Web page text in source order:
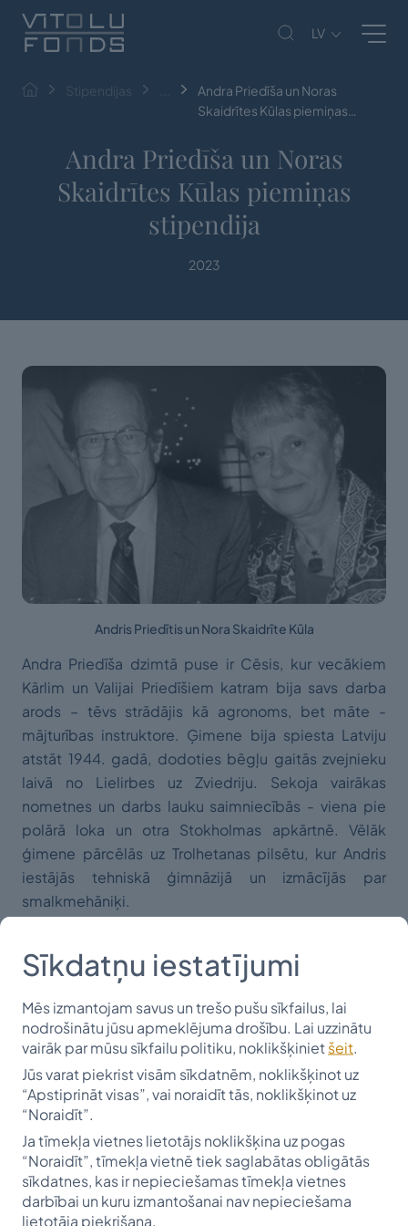
LV
Stipendijas
Andra Priedīša un Noras
Skaidrītes Kūlas piemiņas
Andra Priedīša un Noras
Skaidrītes Kūlas piemiņas
stipendija
2023
Andris Priedītis un Nora Skaidrīte Kūla
Andra Priedīša dzimtā puse ir Cēsis, kur vecākiem
Kārlim un Valijai Priedīšiem katram bija savs darba
arods – tēvs strādājis kā agronoms, bet māte -
mājturības instruktore. Ģimene bija spiesta Latviju
atstāt 1944. gadā, dodoties bēgļu gaitās zvejnieku
laivā no Lielirbes uz Zviedriju. Sekoja vairākas
nometnes un darbs lauku saimniecībās - viena pie
polārā loka un otra Stokholmas apkārtnē. Vēlāk
ģimene pārcēlās uz Trolhetanas pilsētu, kur Andris
iestājās tehniskā ģimnāzijā un izmācījās par
smalkmehāniķi.
darbojās Toronto latviešu organizācijās un
sarīkojumos - skautos, jaunatnes pulkā, Jaunatnes
interesēja fotogrāfēšana un grafika, bet vislielākā
vērība vienmēr tika pievērsta notikumiem Latvijā.
Andris Priedītis ļoti pārdzīvoja dzimtenes sāpīgo
likteni un mēģināja darīt visu, lai saglabātu vēstures
liecības un ziņotu apkārtējiem par tolaik notiekošo.
Savās ilgās un sajūtās bija iespēja dalīties ar pirmo
sievu Nonitu Griezīti, ar kuru kopā, saņemot darba
piedāvājumu, pārcēlās uz dzīvi Losandželosā, ASV.
Paralēli jauniegūtajam darbam, Andris Priedītis sāka
Sīkdatņu iestatījumi
Mēs izmantojam savus un trešo pušu sīkfailus, lai
nodrošinātu jūsu apmeklējuma drošību. Lai uzzinātu
vairāk par mūsu sīkfailu politiku, noklikšķiniet šeit
Jūs varat piekrist visām sīkdatnēm, noklikšķinot uz
“Apstiprināt visas”, vai noraidīt tās, noklikšķinot uz
“Noraidīt”.
Ja tīmekļa vietnes lietotājs noklikšķina uz pogas
“Noraidīt”, tīmekļa vietnē tiek saglabātas obligātās
sīkdatnes, kas ir nepieciešamas tīmekļa vietnes
darbībai un kuru izmantošanai nav nepieciešama
lietotāja piekrišana.